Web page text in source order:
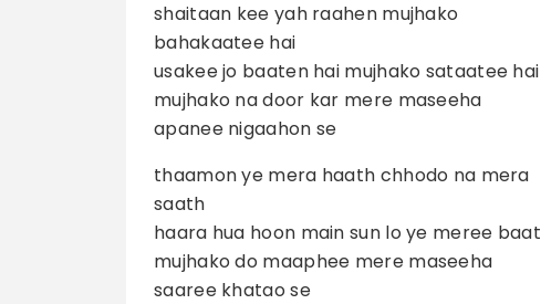
shaitaan kee yah raahen mujhako
bahakaatee hai
usakee jo baaten hai mujhako sataatee hai
mujhako na door kar mere maseeha
apanee nigaahon se
thaamon ye mera haath chhodo na mera
saath
haara hua hoon main sun lo ye meree baat
mujhako do maaphee mere maseeha
saaree khatao se